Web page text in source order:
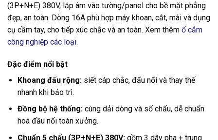
(3P+N+E) 380V, lắp âm vào tường/panel cho bề mặt phẳng
đẹp, an toàn. Dòng 16A phù hợp máy khoan, cắt, mài và dụng
cụ cầm tay, cho tiếp xúc chắc và an toàn. Xem thêm ổ cắm
công nghiệp các loại.
Đặc điểm nổi bật
Khoang đấu rộng:siết cáp chắc, đấu nối và thay thế
nhanh khi bảo trì.
Đồng bộ hệ thống:cùng dải dòng và số chấu, dễ chuẩn
hoá đầu nối toàn xưởng.
Chuẩn 5 chấu (3P+N+E) 380V:gồm 3 dây pha + trung